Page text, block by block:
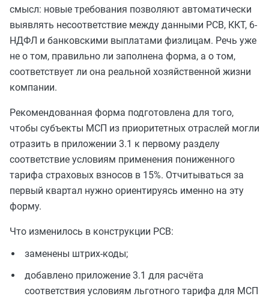
смысл: новые требования позволяют автоматически
выявлять несоответствие между данными РСВ, ККТ, 6-
НДФЛ и банковскими выплатами физлицам. Речь уже
не о том, правильно ли заполнена форма, а о том,
соответствует ли она реальной хозяйственной жизни
компании.
Рекомендованная форма подготовлена для того,
чтобы субъекты МСП из приоритетных отраслей могли
отразить в приложении 3.1 к первому разделу
соответствие условиям применения пониженного
тарифа страховых взносов в 15%. Отчитываться за
первый квартал нужно ориентируясь именно на эту
форму.
Что изменилось в конструкции РСВ:
заменены штрих-коды;
добавлено приложение 3.1 для расчёта
соответствия условиям льготного тарифа для МСП